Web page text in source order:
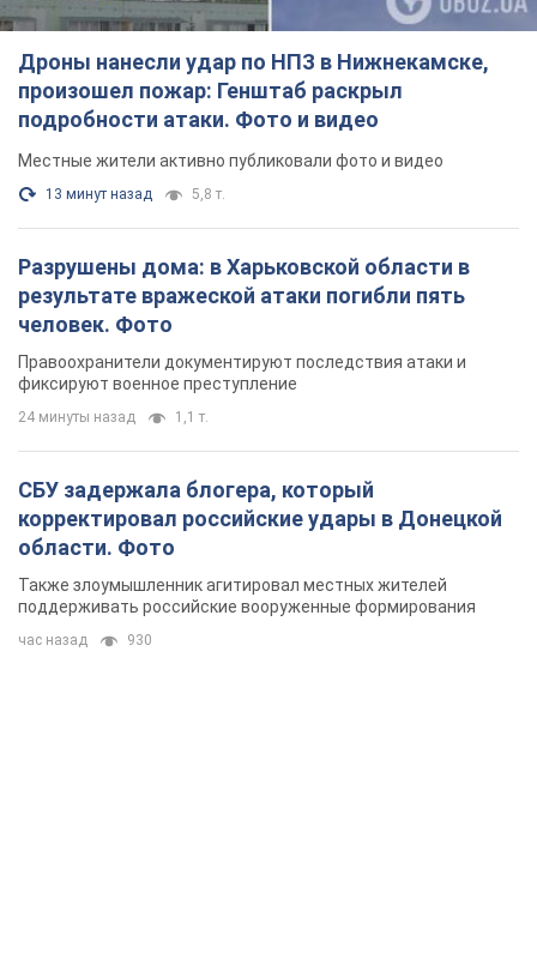
Дроны нанесли удар по НПЗ в Нижнекамске,
произошел пожар: Генштаб раскрыл
подробности атаки. Фото и видео
Местные жители активно публиковали фото и видео
13 минут назад 5,8 т.
Разрушены дома: в Харьковской области в
результате вражеской атаки погибли пять
человек. Фото
Правоохранители документируют последствия атаки и
фиксируют военное преступление
24 минуты назад 1,1 т.
СБУ задержала блогера, который
корректировал российские удары в Донецкой
области. Фото
Также злоумышленник агитировал местных жителей
поддерживать российские вооруженные формирования
час назад 930